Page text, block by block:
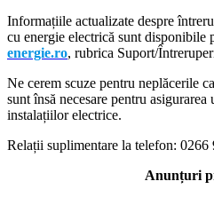
Informațiile actualizate despre
cu energie electrică sunt disponibile
energie.ro, rubrica Suport/
Ne cerem scuze pentru neplăcerile
sunt însă necesare pentru
instalațiilor electrice.
Relații suplimentare la telefon: 0266
Anunțuri